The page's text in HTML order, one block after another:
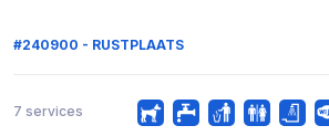
#240900 - RUSTPLAATS
7 services